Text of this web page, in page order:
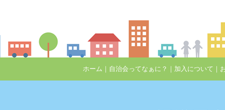
ホーム ｜ 自治会ってなぁに？ ｜ 加入について ｜